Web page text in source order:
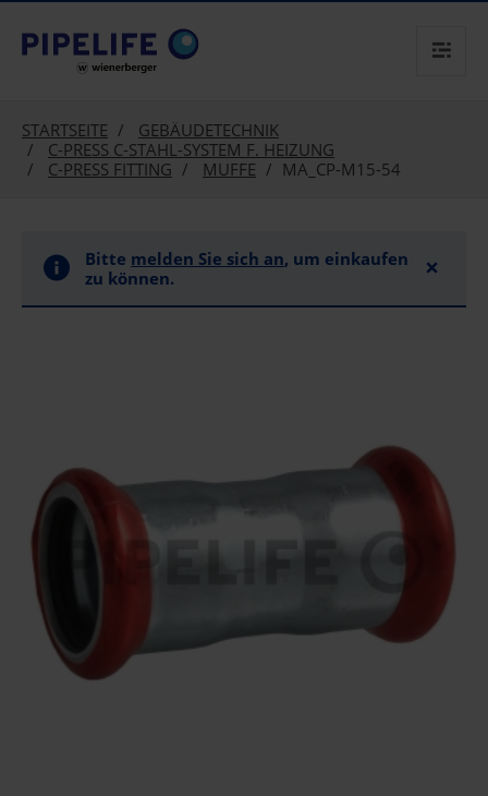
text.skipToContent
text.skipToNavigation
STARTSEITE
GEBÄUDETECHNIK
C-PRESS C-STAHL-SYSTEM F. HEIZUNG
C-PRESS FITTING
MUFFE MA_CP-M15-54
Bitte melden Sie sich an, um einkaufen
zu können.
×